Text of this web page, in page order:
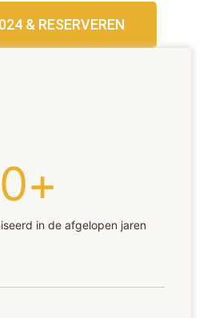
& RESERVEREN
in de afgelopen jaren
0+